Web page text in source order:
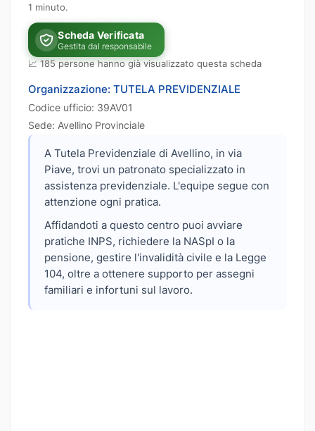
1 minuto.
Scheda Verificata
Gestita dal responsabile
📈 185 persone hanno già visualizzato questa scheda
Organizzazione: TUTELA PREVIDENZIALE
Codice ufficio: 39AV01
Sede: Avellino Provinciale
A Tutela Previdenziale di Avellino, in via
Piave, trovi un patronato specializzato in
assistenza previdenziale. L'equipe segue con
attenzione ogni pratica.
Affidandoti a questo centro puoi avviare
pratiche INPS, richiedere la NASpI o la
pensione, gestire l'invalidità civile e la Legge
104, oltre a ottenere supporto per assegni
familiari e infortuni sul lavoro.